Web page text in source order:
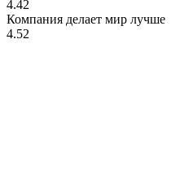
4.42
Компания делает мир лучше
4.52